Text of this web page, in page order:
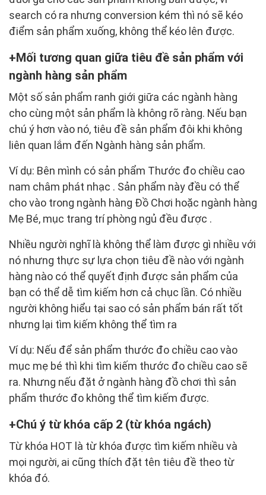
search có ra nhưng conversion kém thì nó sẽ kéo
điểm sản phẩm xuống, không thể kéo lên được.
Mối tương quan giữa tiêu đề sản phẩm với
ngành hàng sản phẩm
Một số sản phẩm ranh giới giữa các ngành hàng
cho cùng một sản phẩm là không rõ ràng. Nếu bạn
chú ý hơn vào nó, tiêu đề sản phẩm đôi khi không
liên quan lắm đến Ngành hàng sản phẩm.
Ví dụ: Bên mình có sản phẩm Thước đo chiều cao
nam châm phát nhạc . Sản phẩm này đều có thể
cho vào trong ngành hàng Đồ Chơi hoặc ngành hàng
Mẹ Bé, mục trang trí phòng ngủ đều được .
Nhiều người nghĩ là không thể làm được gì nhiều với
nó nhưng thực sự lựa chọn tiêu đề nào với ngành
hàng nào có thể quyết định được sản phẩm của
bạn có thể dễ tìm kiếm hơn cả chục lần. Có nhiều
người không hiểu tại sao có sản phẩm bán rất tốt
nhưng lại tìm kiếm không thể tìm ra
Ví dụ: Nếu để sản phẩm thước đo chiều cao vào
mục mẹ bé thì khi tìm kiếm thước đo chiều cao sẽ
ra. Nhưng nếu đặt ở ngành hàng đồ chơi thì sản
phẩm thước đo không thể tìm kiếm được.
Chú ý từ khóa cấp 2 (từ khóa ngách)
Từ khóa HOT là từ khóa được tìm kiếm nhiều và
mọi người, ai cũng thích đặt tên tiêu đề theo từ
khóa đó.